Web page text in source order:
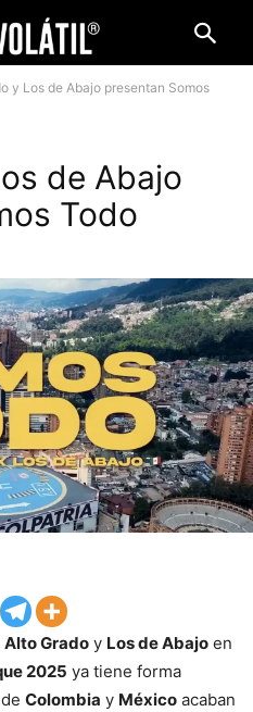
y Los de Abajo presentan Somos
de Abajo
Todo
Alto Grado y Los de Abajo en
2025 ya tiene forma
Colombia y México acaban